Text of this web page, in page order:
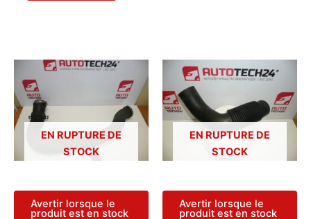
EN RUPTURE DE
STOCK
Avertir lorsque le
produit est en stock
EN RUPTURE DE
STOCK
Avertir lorsque le
produit est en stock